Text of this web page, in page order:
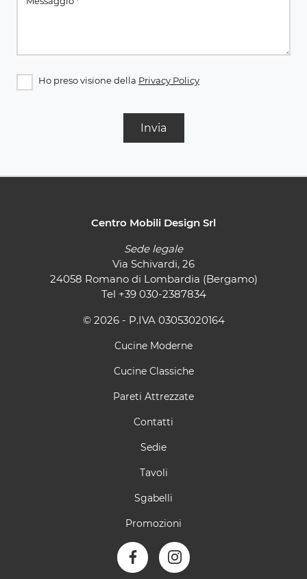
Ho preso visione della Privacy Policy
Invia
Centro Mobili Design Srl
Sede legale
Via Schivardi, 26
24058 Romano di Lombardia (Bergamo)
Tel +39 030-2387834
© 2026 - P.IVA 03053020164
Cucine Moderne
Cucine Classiche
Pareti Attrezzate
Contatti
Sedie
Tavoli
Sgabelli
Promozioni